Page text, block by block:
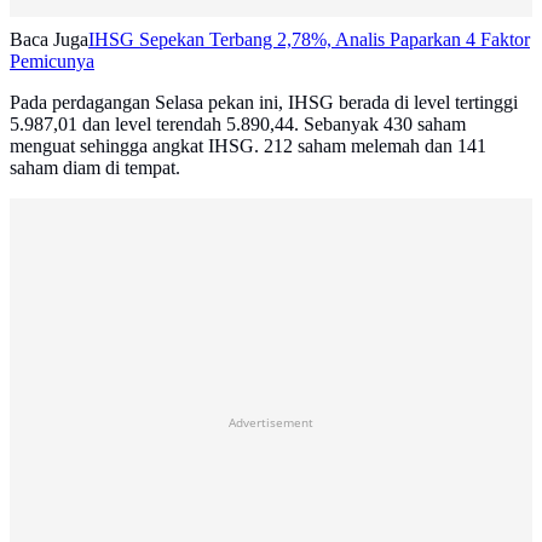
Baca JugaIHSG Sepekan Terbang 2,78%, Analis Paparkan 4 Faktor
Pemicunya
Pada perdagangan Selasa pekan ini, IHSG berada di level tertinggi
5.987,01 dan level terendah 5.890,44. Sebanyak 430 saham
menguat sehingga angkat IHSG. 212 saham melemah dan 141
saham diam di tempat.
Advertisement